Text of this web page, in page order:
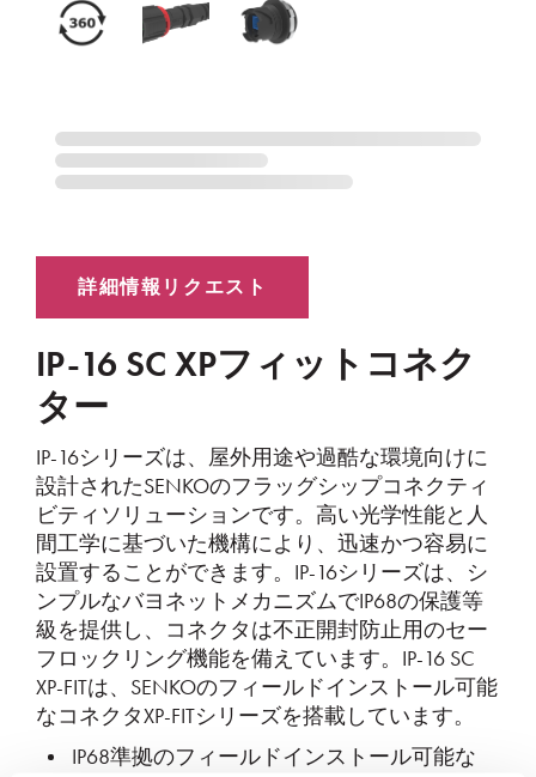
IP-16 SC XPフィットコネク
ター
IP-16シリーズは、屋外用途や過酷な環境向けに
設計されたSENKOのフラッグシップコネクティ
ビティソリューションです。高い光学性能と人
間工学に基づいた機構により、迅速かつ容易に
設置することができます。IP-16シリーズは、シ
ンプルなバヨネットメカニズムでIP68の保護等
級を提供し、コネクタは不正開封防止用のセー
フロックリング機能を備えています。IP-16 SC
XP-FITは、SENKOのフィールドインストール可能
なコネクタXP-FITシリーズを搭載しています。
IP68準拠のフィールドインストール可能な